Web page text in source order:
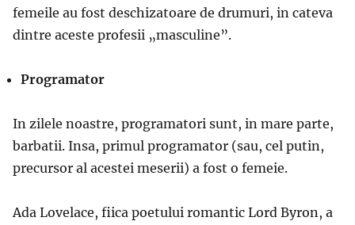
femeile au fost deschizatoare de drumuri, in cateva
dintre aceste profesii „masculine”.
Programator
In zilele noastre, programatori sunt, in mare parte,
barbatii. Insa, primul programator (sau, cel putin,
precursor al acestei meserii) a fost o femeie.
Ada Lovelace, fiica poetului romantic Lord Byron, a